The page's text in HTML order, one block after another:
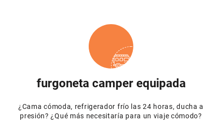
furgoneta camper equipada
¿Cama cómoda, refrigerador frío las 24 horas, ducha a
presión? ¿Qué más necesitaría para un viaje cómodo?